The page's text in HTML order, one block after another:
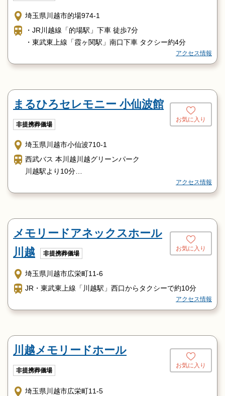
埼玉県川越市的場974-1
・JR川越線「的場駅」下車 徒歩7分
・東武東上線「霞ヶ関駅」南口下車 タクシー約4分
アクセス情報
まるひろセレモニー 小仙波館
非提携葬儀場
お気に入り
埼玉県川越市小仙波710-1
西武バス 本川越川越グリーンパーク
川越駅より10分
アクセス情報
メモリードアネックスホール
川越
非提携葬儀場
お気に入り
埼玉県川越市広栄町11-6
JR・東武東上線「川越駅」西口からタクシーで約10分
アクセス情報
川越メモリードホール
非提携葬儀場
お気に入り
埼玉県川越市広栄町11-5